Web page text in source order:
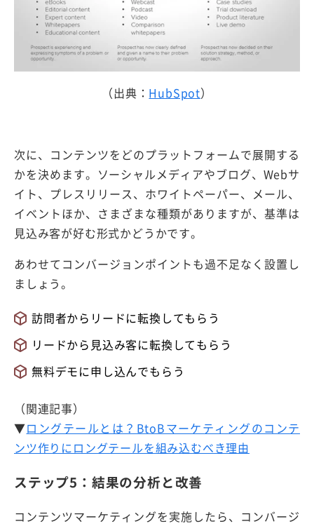
（出典： HubSpot）
次に、コンテンツをどのプラットフォームで展開する
かを決めます。ソーシャルメディアやブログ、Webサ
イト、プレスリリース、ホワイトペーパー、メール、
イベントほか、さまざまな種類がありますが、基準は
見込み客が好む形式かどうかです。
あわせてコンバージョンポイントも過不足なく設置し
ましょう。
訪問者からリードに転換してもらう
リードから見込み客に転換してもらう
無料デモに申し込んでもらう
（関連記事）
▼ロングテールとは？BtoBマーケティングのコンテ
ンツ作りにロングテールを組み込むべき理由
ステップ5：結果の分析と改善
コンテンツマーケティングを実施したら、コンバージ